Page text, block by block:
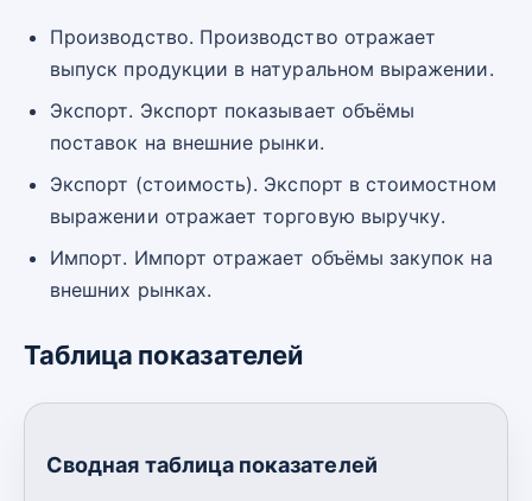
Производство. Производство отражает
выпуск продукции в натуральном выражении.
Экспорт. Экспорт показывает объёмы
поставок на внешние рынки.
Экспорт (стоимость). Экспорт в стоимостном
выражении отражает торговую выручку.
Импорт. Импорт отражает объёмы закупок на
внешних рынках.
Таблица показателей
Сводная таблица показателей